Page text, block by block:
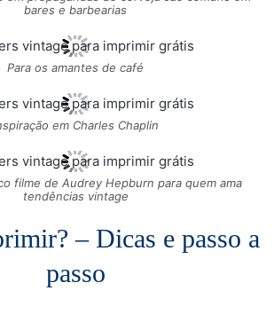
bares e barbearias
Para os amantes de café
em Charles Chaplin
filme de Audrey Hepburn para quem ama
tendências vintage
– Dicas e passo a
passo